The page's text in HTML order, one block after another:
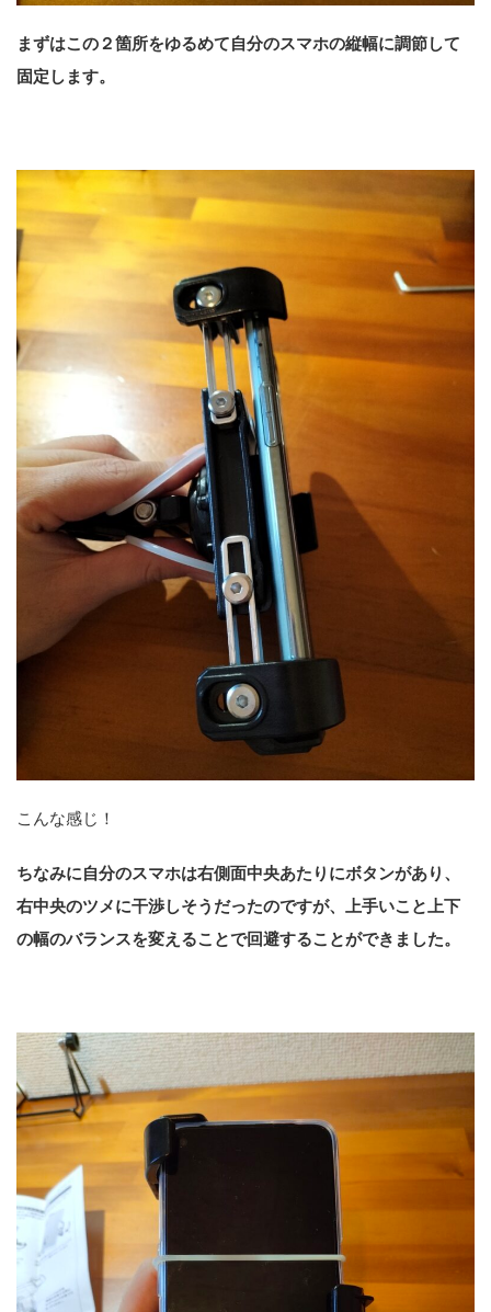
まずはこの２箇所をゆるめて自分のスマホの縦幅に調節して
固定します。
こんな感じ！
ちなみに自分のスマホは右側面中央あたりにボタンがあり、
右中央のツメに干渉しそうだったのですが、 上手いこと上下
の幅のバランスを変えることで回避することができました。